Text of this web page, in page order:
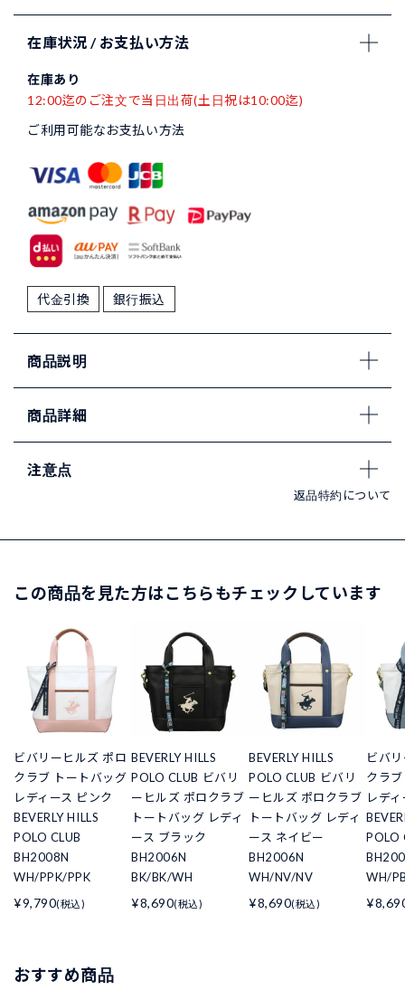
在庫状況 / お支払い方法
在庫あり
12:00迄のご注文で当日出荷(土日祝は10:00迄)
ご利用可能なお支払い方法
代金引換 銀行振込
商品説明
商品詳細
注意点
返品特約について
この商品を見た方はこちらもチェックしています
ビバリーヒルズ ポロ
クラブ トートバッグ
レディース ピンク
BEVERLY HILLS
POLO CLUB
BH2008N
WH/PPK/PPK
¥9,790(税込)
BEVERLY HILLS
POLO CLUB ビバリ
ーヒルズ ポロクラブ
トートバッグ レディ
ース ブラック
BH2006N
BK/BK/WH
¥8,690(税込)
BEVERLY HILLS
POLO CLUB ビバリ
ーヒルズ ポロクラブ
トートバッグ レディ
ース ネイビー
BH2006N
WH/NV/NV
¥8,690(税込)
ビバ
クラ
レデ
POLO
WH/
おすすめ商品